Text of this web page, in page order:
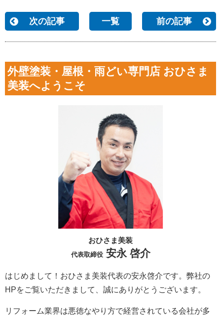
次の記事 一覧 前の記事
外壁塗装・屋根・雨どい専門店 おひさま
美装へようこそ
おひさま美装
代表取締役安永 啓介
はじめまして！おひさま美装代表の安永啓介です。弊社の
HPをご覧いただきまして、誠にありがとうございます。
リフォーム業界は悪徳なやり方で経営されている会社が多